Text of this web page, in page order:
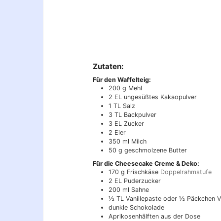
Zutaten:
Für den Waffelteig:
200 g Mehl
2 EL ungesüßtes Kakaopulver
1 TL Salz
3 TL Backpulver
3 EL Zucker
2 Eier
350 ml Milch
50 g geschmolzene Butter
Für die Cheesecake Creme & Deko:
170 g Frischkäse Doppelrahmstufe
2 EL Puderzucker
200 ml Sahne
½ TL Vanillepaste oder ½ Päckchen
dunkle Schokolade
Aprikosenhälften aus der Dose